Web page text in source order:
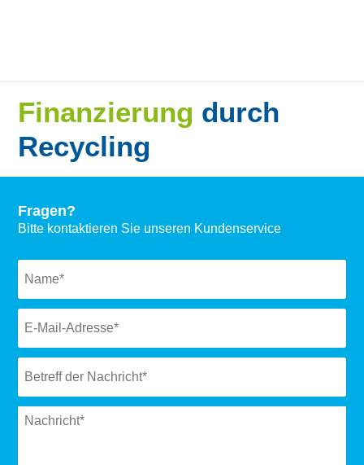
Finanzierung durch
Recycling
Fragen?
Bitte kontaktieren Sie unseren Kundenservice
Naam *
Email *
Subject *
Message *